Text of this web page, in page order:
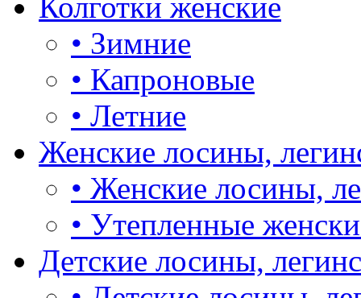
• Зимние
• Капроновые
• Летние
Женские лосины,
• Женские лосины,
• Утепленные
Детские лосины,